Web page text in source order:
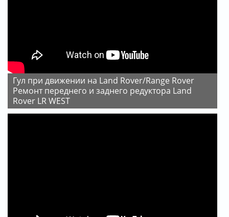
Гул при движении на Land Rover/Range Rover
Ремонт переднего и заднего редуктора Land
Rover LR WEST